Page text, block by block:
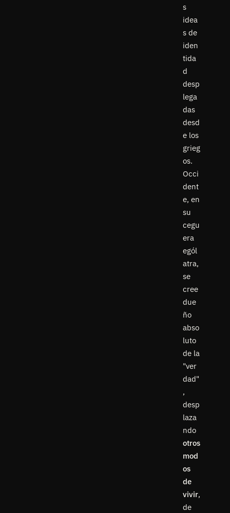
s
idea
s de
iden
tida
d
desp
lega
das
desd
e los
grieg
os.
Occi
dent
e, en
su
cegu
era
egól
atra,
se
cree
due
ño
abso
luto
de la
"ver
dad"
,
desp
laza
ndo
otros
mod
os
de
vivir,
de